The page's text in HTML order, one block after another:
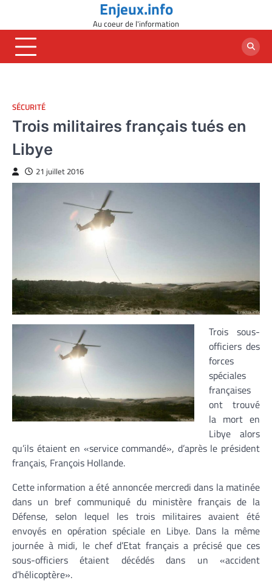
content
Enjeux.info
Au coeur de l'information
SÉCURITÉ
Trois militaires français tués en
Libye
21 juillet 2016
Trois sous-
officiers des
forces
spéciales
françaises
ont trouvé
la mort en
Libye alors
qu’ils étaient en «service commandé», d’après le président
français, François Hollande.
Cette information a été annoncée mercredi dans la matinée
dans un bref communiqué du ministère français de la
Défense, selon lequel les trois militaires avaient été
envoyés en opération spéciale en Libye. Dans la même
journée à midi, le chef d’Etat français a précisé que ces
sous-officiers étaient décédés dans un «accident
d’hélicoptère».